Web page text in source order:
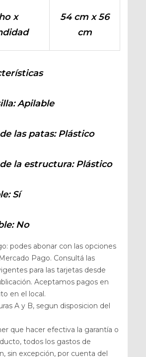
x
54 cm x 56
cm
: Apilable
las patas: Plástico
la estructura: Plástico
: Sí
: No
podes abonar con las opciones
Pago. Consultá las
para las tarjetas desde
Aceptamos pagos en
en el local.
A y B, segun disposicion del
que hacer efectiva la garantía o
todos los gastos de
sin excepción, por cuenta del